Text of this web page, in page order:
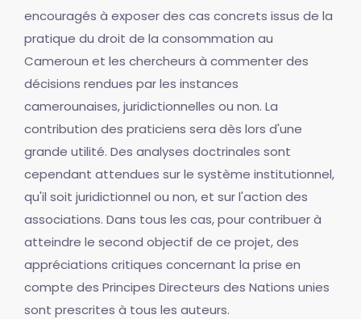
encouragés à exposer des cas concrets issus de la
pratique du droit de la consommation au
Cameroun et les chercheurs à commenter des
décisions rendues par les instances
camerounaises, juridictionnelles ou non. La
contribution des praticiens sera dès lors d'une
grande utilité. Des analyses doctrinales sont
cependant attendues sur le système institutionnel,
qu'il soit juridictionnel ou non, et sur l'action des
associations. Dans tous les cas, pour contribuer à
atteindre le second objectif de ce projet, des
appréciations critiques concernant la prise en
compte des Principes Directeurs des Nations unies
sont prescrites à tous les auteurs.